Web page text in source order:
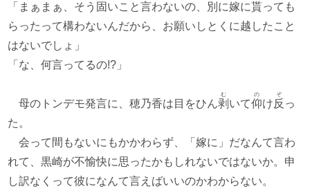
「まぁまぁ、そう固いこと言わないの、別に嫁に貰っても
らったって構わないんだから、お願いしとくに越したこと
はないでしょ」
「な、何言ってるの!?」
母のトンデモ発言に、穂乃香は目をひん剥
む
いて仰
の
け反
ぞ
っ
た。
会って間もないにもかかわらず、「嫁に」だなんて言わ
れて、黒崎が不愉快に思ったかもしれないではないか。申
し訳なくって彼になんて言えばいいのかわからない。